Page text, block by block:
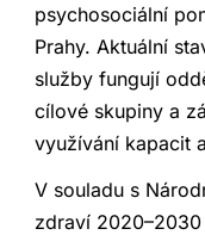
psychosociální
Prahy. Aktuální
služby fungují
cílové skupiny a
využívání kapacit
V souladu s
zdraví